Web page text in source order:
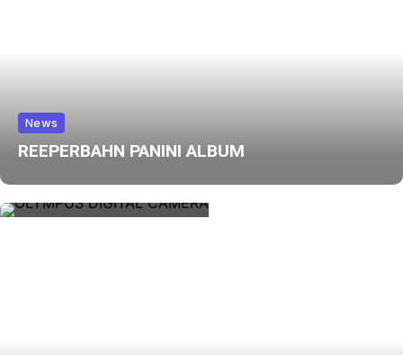
News
REEPERBAHN PANINI ALBUM